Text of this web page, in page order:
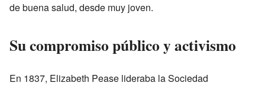
de buena salud, desde muy joven.
Su compromiso público y activismo
En 1837, Elizabeth Pease lideraba la Sociedad